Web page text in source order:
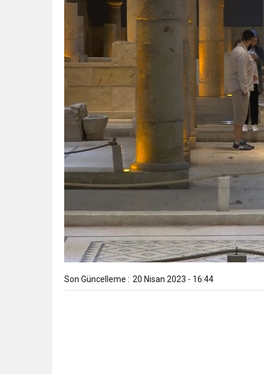
Son Güncelleme : 20 Nisan 2023 - 16:44